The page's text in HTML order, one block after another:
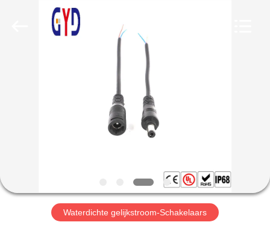
FABRIEKSREIS
Waterdichte gelijkstroom-Schakelaars